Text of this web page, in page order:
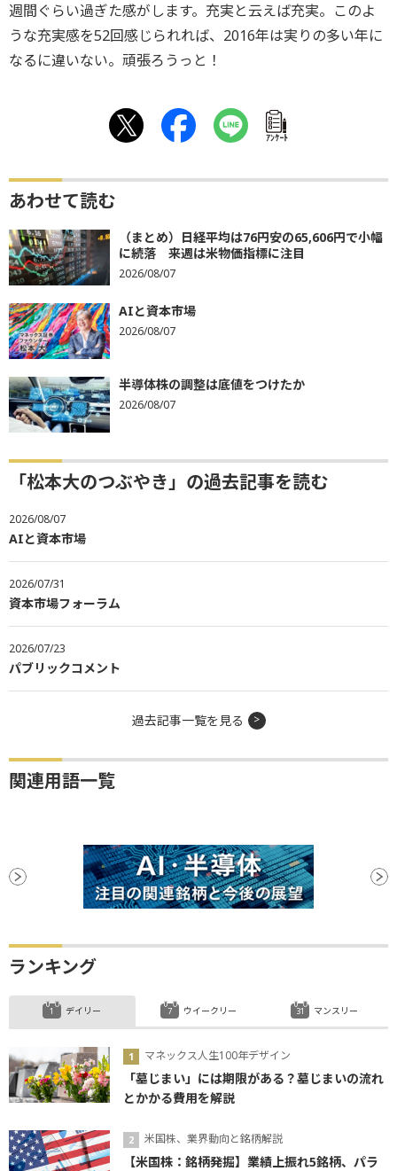
週間ぐらい過ぎた感がします。充実と云えば充実。このよ
うな充実感を52回感じられれば、2016年は実りの多い年に
なるに違いない。頑張ろうっと！
ｱﾝｹｰﾄ
あわせて読む
（まとめ）日経平均は76円安の65,606円で小幅
に続落 来週は米物価指標に注目
2026/08/07
AIと資本市場
2026/08/07
半導体株の調整は底値をつけたか
2026/08/07
「松本大のつぶやき」の過去記事を読む
2026/08/07
AIと資本市場
2026/07/31
資本市場フォーラム
2026/07/23
パブリックコメント
過去記事一覧を見る
関連用語一覧
ランキング
デイリー
マネックス人生100年デザイン
「墓じまい」には期限がある？墓じまいの流れ
とかかる費用を解説
米国株、業界動向と銘柄解説
【米国株：銘柄発掘】業績上振れ5銘柄、パラ
ウイークリー マンスリー